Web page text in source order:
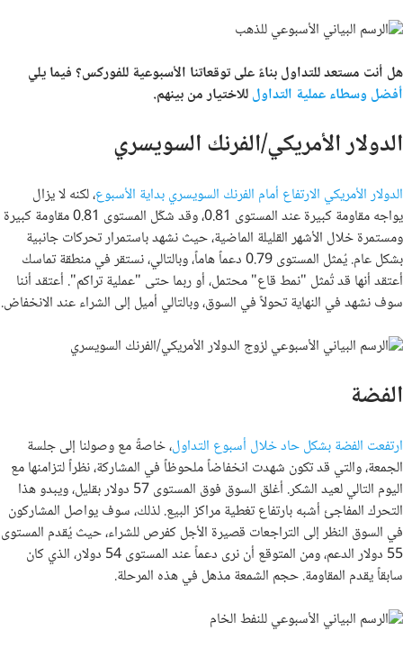
هل أنت مستعد للتداول بناءً على توقعاتنا الأسبوعية للفوركس؟ فيما يلي
أفضل وسطاء عملية التداولللاختيار من بينهم.
الدولار الأمريكي/الفرنك السويسري
الدولار الأمريكي الارتفاع أمام الفرنك السويسري بداية الأسبوع، لكنه لا يزال
يواجه مقاومة كبيرة عند المستوى 0.81، وقد شكّل المستوى 0.81 مقاومة كبيرة
ومستمرة خلال الأشهر القليلة الماضية، حيث نشهد باستمرار تحركات جانبية
بشكل عام. يُمثل المستوى 0.79 دعماً هاماً، وبالتالي، نستقر في منطقة تماسك
أعتقد أنها قد تُمثل "نمط قاع" محتمل، أو ربما حتى "عملية تراكم". أعتقد أننا
سوف نشهد في النهاية تحولاً في السوق، وبالتالي أميل إلى الشراء عند الانخفاض.
الفضة
ارتفعت الفضة بشكل حاد خلال أسبوع التداول، خاصةً مع وصولنا إلى جلسة
الجمعة، والتي قد تكون شهدت انخفاضاً ملحوظاً في المشاركة، نظراً لتزامنها مع
اليوم التالي لعيد الشكر. أغلق السوق فوق المستوى 57 دولار بقليل، ويبدو هذا
التحرك المفاجئ أشبه بارتفاع تغطية مراكز البيع. لذلك، سوف يواصل المشاركون
في السوق النظر إلى التراجعات قصيرة الأجل كفرص للشراء، حيث يُقدم المستوى
55 دولار الدعم، ومن المتوقع أن نرى دعماً عند المستوى 54 دولار، الذي كان
سابقاً يقدم المقاومة. حجم الشمعة مذهل في هذه المرحلة.